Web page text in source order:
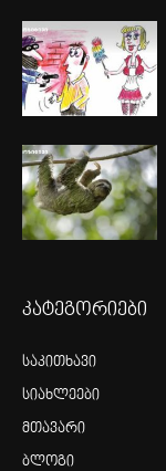
კატეგორიები
საკითხავი
სიახლეები
მთავარი
ბლოგი